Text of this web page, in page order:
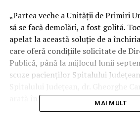
„Partea veche a Unităţii de Primiri
să se facă demolări, a fost golită.
apelat la această soluţie de a
care oferă condiţiile solicitate de
Publică, până la mijlocul lunii
scuze pacienţilor Spitalului
arată într-un comunicat alMAI MULT